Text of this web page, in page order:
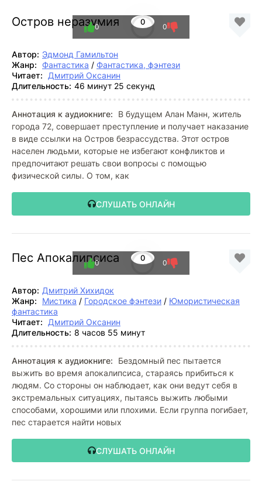
Остров неразумия 0
0 0
Автор: Эдмонд Гамильтон
Жанр:
Фантастика / Фантастика, фэнтези
Читает:
Дмитрий Оксанин
Длительность: 46 минут 25 секунд
Аннотация к аудиокниге:
В будущем Алан Манн, житель
города 72, совершает преступление и получает наказание
в виде ссылки на Остров безрассудства. Этот остров
населен людьми, которые не избегают конфликтов и
предпочитают решать свои вопросы с помощью
физической силы. О том, как
СЛУШАТЬ ОНЛАЙН
Пес Апокалипсиса 0
0 0
Автор: Дмитрий Хихидок
Жанр:
Мистика / Городское фэнтези / Юмористическая
фантастика
Читает:
Дмитрий Оксанин
Длительность: 8 часов 55 минут
Аннотация к аудиокниге:
Бездомный пес пытается
выжить во время апокалипсиса, стараясь прибиться к
людям. Со стороны он наблюдает, как они ведут себя в
экстремальных ситуациях, пытаясь выжить любыми
способами, хорошими или плохими. Если группа погибает,
пес старается найти новых
СЛУШАТЬ ОНЛАЙН